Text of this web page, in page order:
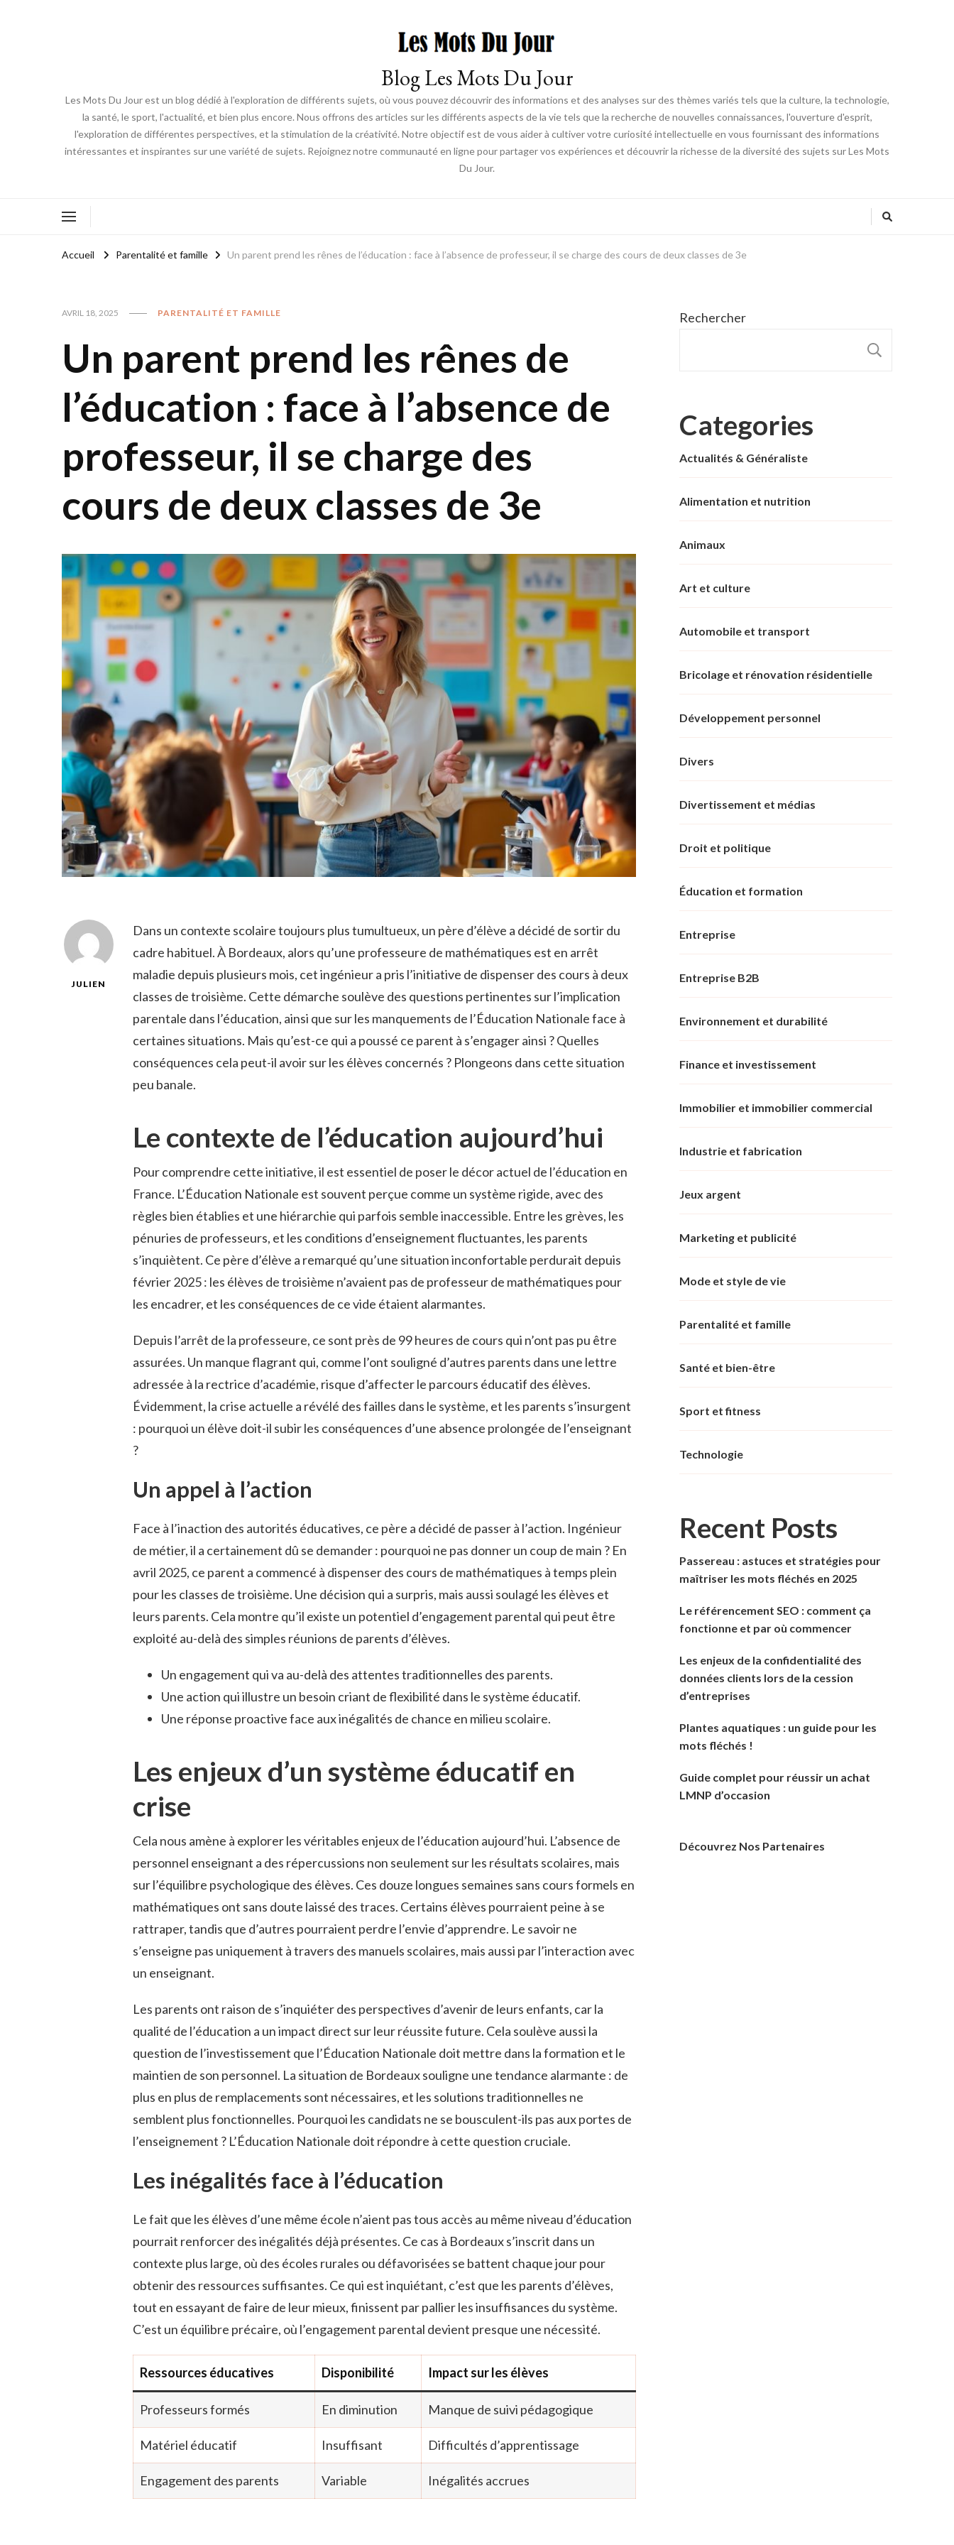
Blog Les Mots Du Jour
Les Mots Du Jour est un blog dédié à l'exploration de différents sujets, où vous pouvez découvrir des informations et des analyses sur des thèmes variés tels que la culture, la technologie,
la santé, le sport, l'actualité, et bien plus encore. Nous offrons des articles sur les différents aspects de la vie tels que la recherche de nouvelles connaissances, l'ouverture d'esprit,
l'exploration de différentes perspectives, et la stimulation de la créativité. Notre objectif est de vous aider à cultiver votre curiosité intellectuelle en vous fournissant des informations
intéressantes et inspirantes sur une variété de sujets. Rejoignez notre communauté en ligne pour partager vos expériences et découvrir la richesse de la diversité des sujets sur Les Mots
Du Jour.
Accueil Parentalité et famille Un parent prend les rênes de l’éducation : face à l’absence de professeur, il se charge des cours de deux classes de 3e
AVRIL 18, 2025 PARENTALITÉ ET FAMILLE
Un parent prend les rênes de
l’éducation : face à l’absence de
professeur, il se charge des
cours de deux classes de 3e
JULIEN
Dans un contexte scolaire toujours plus tumultueux, un père d’élève a décidé de sortir du
cadre habituel. À Bordeaux, alors qu’une professeure de mathématiques est en arrêt
maladie depuis plusieurs mois, cet ingénieur a pris l’initiative de dispenser des cours à deux
classes de troisième. Cette démarche soulève des questions pertinentes sur l’implication
parentale dans l’éducation, ainsi que sur les manquements de l’Éducation Nationale face à
certaines situations. Mais qu’est-ce qui a poussé ce parent à s’engager ainsi ? Quelles
conséquences cela peut-il avoir sur les élèves concernés ? Plongeons dans cette situation
peu banale.
Le contexte de l’éducation aujourd’hui
Pour comprendre cette initiative, il est essentiel de poser le décor actuel de l’éducation en
France. L’Éducation Nationale est souvent perçue comme un système rigide, avec des
règles bien établies et une hiérarchie qui parfois semble inaccessible. Entre les grèves, les
pénuries de professeurs, et les conditions d’enseignement fluctuantes, les parents
s’inquiètent. Ce père d’élève a remarqué qu’une situation inconfortable perdurait depuis
février 2025 : les élèves de troisième n’avaient pas de professeur de mathématiques pour
les encadrer, et les conséquences de ce vide étaient alarmantes.
Depuis l’arrêt de la professeure, ce sont près de 99 heures de cours qui n’ont pas pu être
assurées. Un manque flagrant qui, comme l’ont souligné d’autres parents dans une lettre
adressée à la rectrice d’académie, risque d’affecter le parcours éducatif des élèves.
Évidemment, la crise actuelle a révélé des failles dans le système, et les parents s’insurgent
: pourquoi un élève doit-il subir les conséquences d’une absence prolongée de l’enseignant
?
Un appel à l’action
Face à l’inaction des autorités éducatives, ce père a décidé de passer à l’action. Ingénieur
de métier, il a certainement dû se demander : pourquoi ne pas donner un coup de main ? En
avril 2025, ce parent a commencé à dispenser des cours de mathématiques à temps plein
pour les classes de troisième. Une décision qui a surpris, mais aussi soulagé les élèves et
leurs parents. Cela montre qu’il existe un potentiel d’engagement parental qui peut être
exploité au-delà des simples réunions de parents d’élèves.
Un engagement qui va au-delà des attentes traditionnelles des parents.
Une action qui illustre un besoin criant de flexibilité dans le système éducatif.
Une réponse proactive face aux inégalités de chance en milieu scolaire.
Les enjeux d’un système éducatif en
crise
Cela nous amène à explorer les véritables enjeux de l’éducation aujourd’hui. L’absence de
personnel enseignant a des répercussions non seulement sur les résultats scolaires, mais
sur l’équilibre psychologique des élèves. Ces douze longues semaines sans cours formels en
mathématiques ont sans doute laissé des traces. Certains élèves pourraient peine à se
rattraper, tandis que d’autres pourraient perdre l’envie d’apprendre. Le savoir ne
s’enseigne pas uniquement à travers des manuels scolaires, mais aussi par l’interaction avec
un enseignant.
Les parents ont raison de s’inquiéter des perspectives d’avenir de leurs enfants, car la
qualité de l’éducation a un impact direct sur leur réussite future. Cela soulève aussi la
question de l’investissement que l’Éducation Nationale doit mettre dans la formation et le
maintien de son personnel. La situation de Bordeaux souligne une tendance alarmante : de
plus en plus de remplacements sont nécessaires, et les solutions traditionnelles ne
semblent plus fonctionnelles. Pourquoi les candidats ne se bousculent-ils pas aux portes de
l’enseignement ? L’Éducation Nationale doit répondre à cette question cruciale.
Les inégalités face à l’éducation
Le fait que les élèves d’une même école n’aient pas tous accès au même niveau d’éducation
pourrait renforcer des inégalités déjà présentes. Ce cas à Bordeaux s’inscrit dans un
contexte plus large, où des écoles rurales ou défavorisées se battent chaque jour pour
obtenir des ressources suffisantes. Ce qui est inquiétant, c’est que les parents d’élèves,
tout en essayant de faire de leur mieux, finissent par pallier les insuffisances du système.
C’est un équilibre précaire, où l’engagement parental devient presque une nécessité.
Ressources éducatives Disponibilité Impact sur les élèves
Professeurs formés En diminution Manque de suivi pédagogique
Matériel éducatif Insuffisant Difficultés d’apprentissage
Engagement des parents Variable Inégalités accrues
Rechercher
Categories
Actualités & Généraliste
Alimentation et nutrition
Animaux
Art et culture
Automobile et transport
Bricolage et rénovation résidentielle
Développement personnel
Divers
Divertissement et médias
Droit et politique
Éducation et formation
Entreprise
Entreprise B2B
Environnement et durabilité
Finance et investissement
Immobilier et immobilier commercial
Industrie et fabrication
Jeux argent
Marketing et publicité
Mode et style de vie
Parentalité et famille
Santé et bien-être
Sport et fitness
Technologie
Recent Posts
Passereau : astuces et stratégies pour
maîtriser les mots fléchés en 2025
Le référencement SEO : comment ça
fonctionne et par où commencer
Les enjeux de la confidentialité des
données clients lors de la cession
d’entreprises
Plantes aquatiques : un guide pour les
mots fléchés !
Guide complet pour réussir un achat
LMNP d’occasion
Découvrez Nos Partenaires